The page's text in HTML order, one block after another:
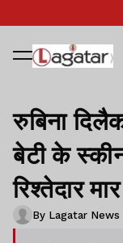
रुबिना
बेटी के
रिश्तेदार
By Lagatar News